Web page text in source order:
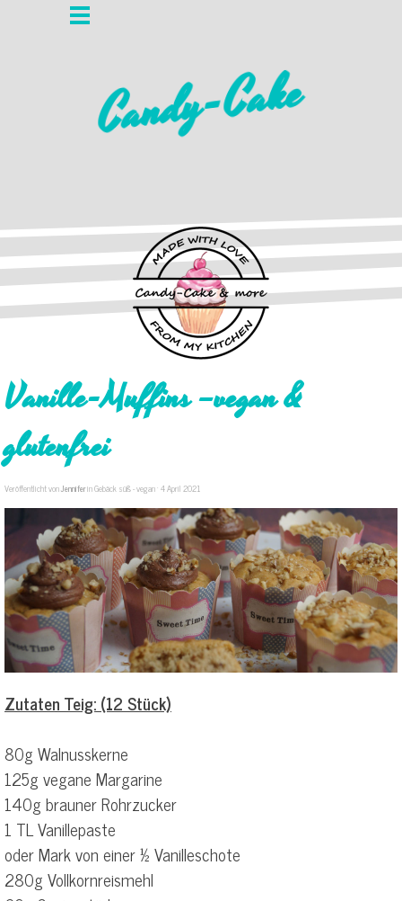
Candy-Cake
Vanille-Muffins –vegan &
glutenfrei
Veröffentlicht vonJenniferinGebäck süß - vegan· 4 April 2021
Zutaten Teig: (12 Stück)
80g Walnusskerne
125g vegane Margarine
140g brauner Rohrzucker
1 TL Vanillepaste
oder Mark von einer ½ Vanilleschote
280g Vollkornreismehl